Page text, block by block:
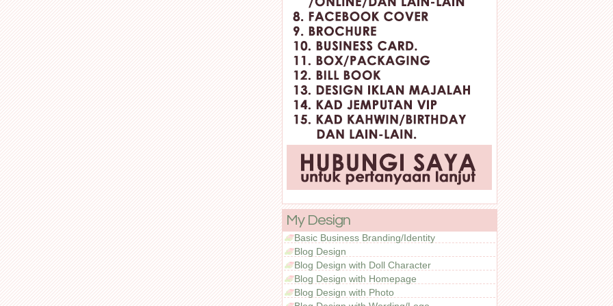
My Design
Basic Business Branding/Identity
Blog Design
Blog Design with Doll Character
Blog Design with Homepage
Blog Design with Photo